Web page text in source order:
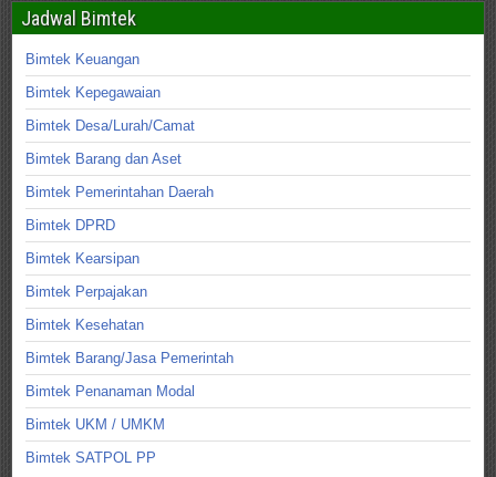
Jadwal Bimtek
Bimtek Keuangan
Bimtek Kepegawaian
Bimtek Desa/Lurah/Camat
Bimtek Barang dan Aset
Bimtek Pemerintahan Daerah
Bimtek DPRD
Bimtek Kearsipan
Bimtek Perpajakan
Bimtek Kesehatan
Bimtek Barang/Jasa Pemerintah
Bimtek Penanaman Modal
Bimtek UKM / UMKM
Bimtek SATPOL PP